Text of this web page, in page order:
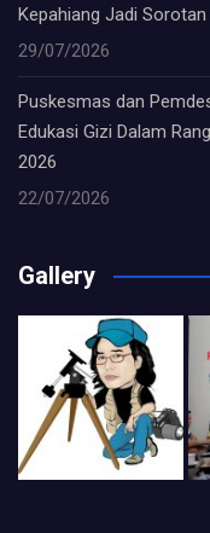
Kepahiang Jadi Sorotan
29/07/2026
Puskesmas dan
Edukasi Gizi Dalam
2026
22/07/2026
Gallery